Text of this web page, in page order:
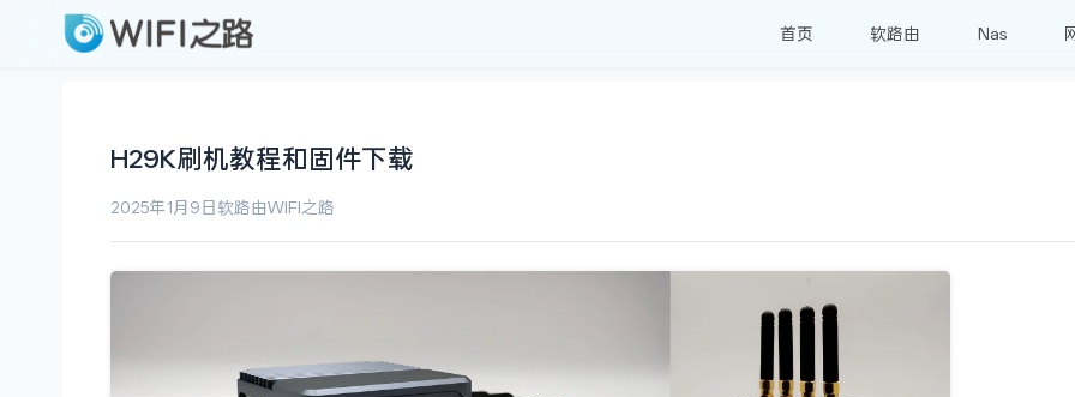
首页 软路由 Nas
H29K刷机教程和固件下载
2025年1月9日 软路由WIFI之路